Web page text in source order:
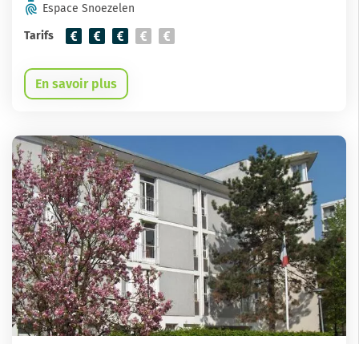
Espace Snoezelen
Tarifs
En savoir plus